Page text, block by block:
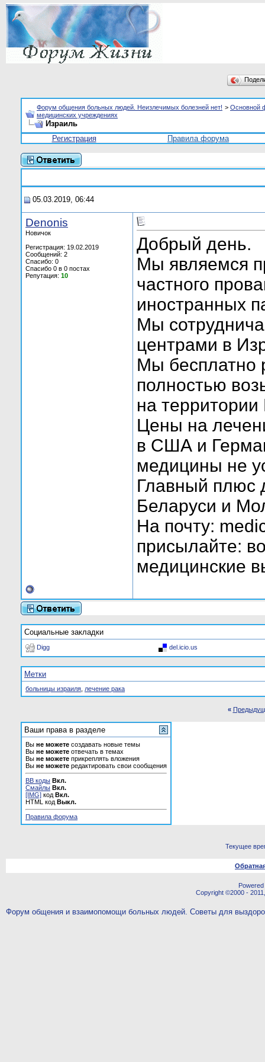
Форум общения больных людей. Неизлечимых болезней нет! > Основной
медицинских учреждениях
Израиль
Регистрация
Правила форума
05.03.2019, 06:44
Denonis
Новичок
Регистрация: 19.02.2019
Сообщений: 2
Спасибо: 0
Спасибо 0 в 0 постах
Репутация: 10
Добрый день.
Мы являемся
частного
иностранных
Мы
центрами в
Мы бесплатно
полностью
на
Цены на
в США и
медицины не
Главный плюс
Беларуси и
На почту:
присылайте:
медицинские
Социальные закладки
Digg del.icio.us
Метки
больницы израиля лечение рака
«
Ваши права в разделе
Вы не можете создавать новые темы
Вы не можете отвечать в темах
Вы не можете прикреплять вложения
Вы не можете редактировать свои сообщения
BB коды Вкл.
Смайлы Вкл.
[IMG] код Вкл.
HTML код Выкл.
Правила форума
Текущее
Copyright ©2000 -
Форум общения и взаимопомощи больных людей. Советы для